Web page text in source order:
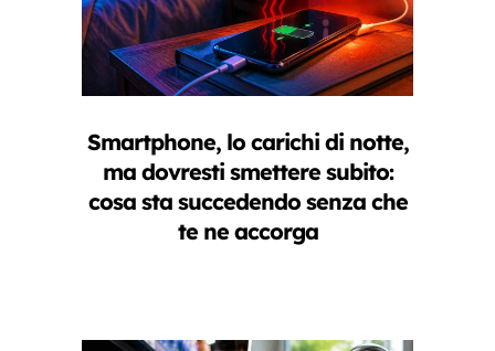
Smartphone, lo carichi di notte,
ma dovresti smettere subito:
cosa sta succedendo senza che
te ne accorga